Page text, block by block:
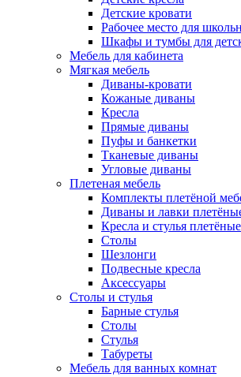
Детские кровати
Рабочее место для
Шкафы и тумбы для
Мебель для кабинета
Мягкая мебель
Диваны-кровати
Кожаные диваны
Кресла
Прямые диваны
Пуфы и банкетки
Тканевые диваны
Угловые диваны
Плетеная мебель
Комплекты плетёной
Диваны и лавки
Кресла и стулья плетёные
Столы
Шезлонги
Подвесные кресла
Аксессуары
Столы и стулья
Барные стулья
Столы
Стулья
Табуреты
Мебель для ванных комнат